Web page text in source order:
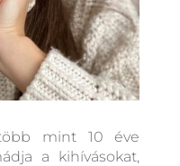
mint 10 éve
a kihívásokat,